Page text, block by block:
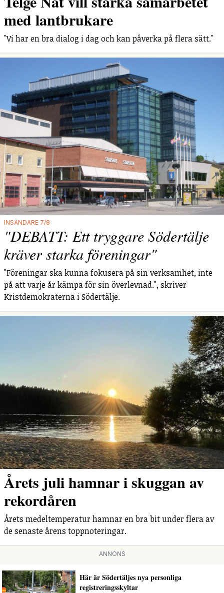
med lantbrukare
"Vi har en bra dialog i dag och kan påverka på flera sätt."
INSÄNDARE 7/8
"DEBATT: Ett tryggare Södertälje
kräver starka föreningar"
"Föreningar ska kunna fokusera på sin verksamhet, inte
på att varje år kämpa för sin överlevnad.", skriver
Kristdemokraterna i Södertälje.
Årets juli hamnar i skuggan av
rekordåren
Årets medeltemperatur hamnar en bra bit under flera av
de senaste årens toppnoteringar.
ANNONS
Här är Södertäljes nya personliga
registreringsskyltar